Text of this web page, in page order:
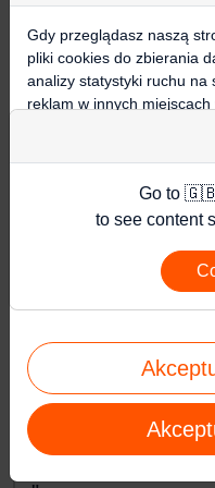
o
s
m
c
o
m
c
Gdy przeglądasz naszą
pliki cookies do zbierania
analizy statystyki ruchu na
reklam w innych
Aby dowiedzieć się więcej
wykorzystujemy Twoje
Go to 🇬🇧
to see content